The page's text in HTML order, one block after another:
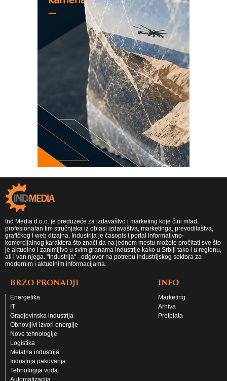
Ind Media d.o.o. je preduzeće za izdavaštvo i marketing koje čini mlad,
profesionalan tim stručnjaka iz oblasi izdavaštva, marketinga, prevodilaštva,
grafičkog i web dizajna. Industrija je časopis i portal informativno-
komercijalnog karaktera što znači da na jednom mestu možete pročitati sve što
je aktuelno i zanimljivo u svim granama industrije kako u Srbiji tako i u regionu,
ali i van njega. "Industrija" - odgovor na potrebu industrijskog sektora za
modernim i aktuelnim informacijama.
BRZO PRONADJI
Energetika
IT
Gradjevinska industrija
Obnovljivi izvori energije
Nove tehnologije
Logistika
Metalna industrija
Industrija pakovanja
Tehnologija voda
INFO
Marketing
Arhiva
Pretplata